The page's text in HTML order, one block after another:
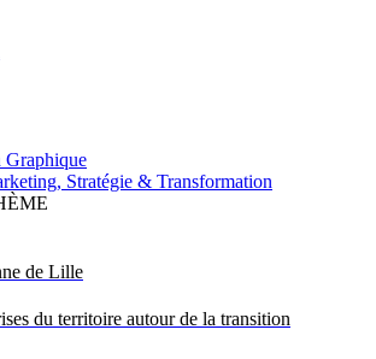
Graphique
Stratégie & Transformation
de Lille
du territoire autour de la transition